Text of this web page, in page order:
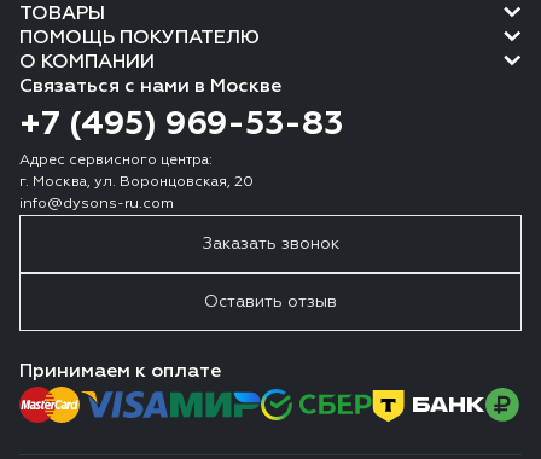
ТОВАРЫ
ПОМОЩЬ ПОКУПАТЕЛЮ
О КОМПАНИИ
Связаться с нами в Москве
+7 (495) 969-53-83
Адрес сервисного центра:
г. Москва, ул. Воронцовская, 20
info@dysons-ru.com
Заказать звонок
Оставить отзыв
Принимаем к оплате